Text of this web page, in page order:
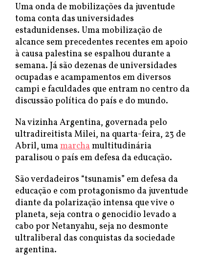
Uma onda de mobilizações da juventude
toma conta das universidades
estadunidenses. Uma mobilização de
alcance sem precedentes recentes em apoio
à causa palestina se espalhou durante a
semana. Já são dezenas de universidades
ocupadas e acampamentos em diversos
campi e faculdades que entram no centro da
discussão política do país e do mundo.
Na vizinha Argentina, governada pelo
ultradireitista Milei, na quarta-feira, 23 de
Abril, uma marchamultitudinária
paralisou o país em defesa da educação.
São verdadeiros “tsunamis” em defesa da
educação e com protagonismo da juventude
diante da polarização intensa que vive o
planeta, seja contra o genocidio levado a
cabo por Netanyahu, seja no desmonte
ultraliberal das conquistas da sociedade
argentina.